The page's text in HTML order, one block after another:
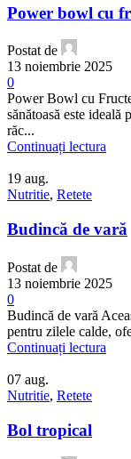
Power bowl cu
Postat de
13 noiembrie 2025
0
Power Bowl cu
sănătoasă este ideală
răc...
Continuați lectura
19 aug.
Nutritie, Retete
Budincă de vară
Postat de
13 noiembrie 2025
0
Budincă de vară
pentru zilele calde,
Continuați lectura
07 aug.
Nutritie, Retete
Bol tropical